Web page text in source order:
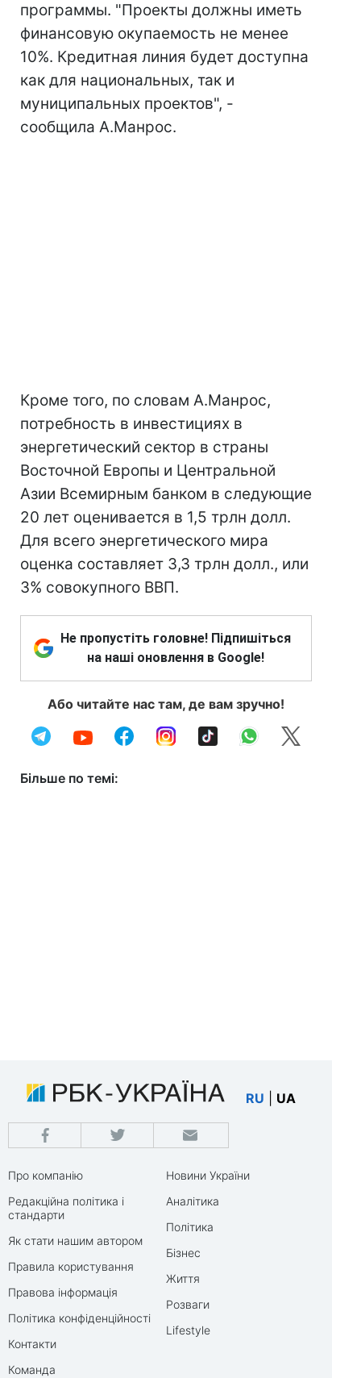
программы. "Проекты должны иметь
финансовую окупаемость не менее
10%. Кредитная линия будет доступна
как для национальных, так и
муниципальных проектов", -
сообщила А.Манрос.
Кроме того, по словам А.Манрос,
потребность в инвестициях в
энергетический сектор в страны
Восточной Европы и Центральной
Азии Всемирным банком в следующие
20 лет оценивается в 1,5 трлн долл.
Для всего энергетического мира
оценка составляет 3,3 трлн долл., или
3% совокупного ВВП.
Не пропустіть головне! Підпишіться
на наші оновлення в Google!
Або читайте нас там, де вам зручно!
Більше по темі:
RU UA
Про компанію
Редакційна політика і
стандарти
Як стати нашим автором
Правила користування
Правова інформація
Політика конфіденційності
Контакти
Команда
Новини України
Аналітика
Політика
Бізнес
Життя
Розваги
Lifestyle